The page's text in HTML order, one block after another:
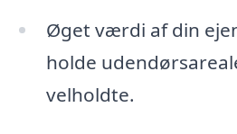
Øget værdi af din
holde
velholdte.